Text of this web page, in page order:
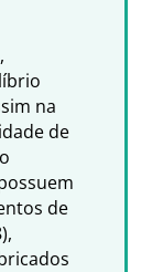
na
de
de